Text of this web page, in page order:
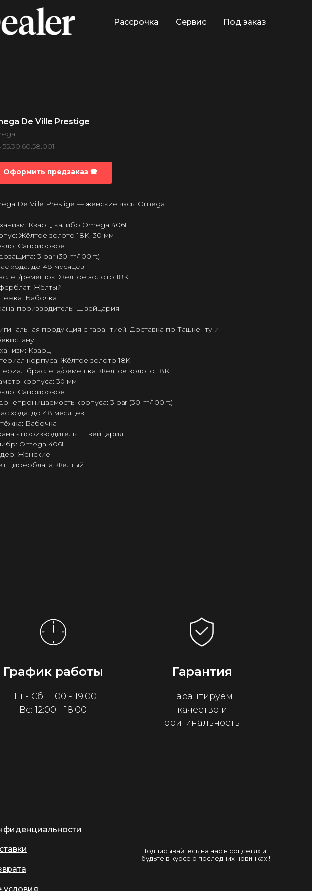
Рассрочка Сервис Под заказ
De Ville Prestige
Оформить предзаказ 🕿
De Ville Prestige — женские часы Omega.
Кварц, калибр Omega 4061
Жёлтое золото 18K, 30 мм
Сапфировое
3 bar (30 m/100 ft)
хода: до 48 месяцев
ремешок: Жёлтое золото 18K
Жёлтый
Бабочка
производитель: Швейцария
продукция с гарантией. Доставка по Ташкенту и
Кварц
корпуса: Жёлтое золото 18K
браслета/ремешка: Жёлтое золото 18K
корпуса: 30 мм
Сапфировое
корпуса: 3 bar (30 m/100 ft)
хода: до 48 месяцев
Бабочка
- производитель: Швейцария
Omega 4061
Женские
циферблата: Жёлтый
График работы
Пн - Сб: 11:00 - 19:00
Вс: 12:00 - 18:00
Гарантия
Гарантируем
качество и
оригинальность
Подписывайтесь на нас в соцсетях и
будьте в курсе о последних новинках !
условия